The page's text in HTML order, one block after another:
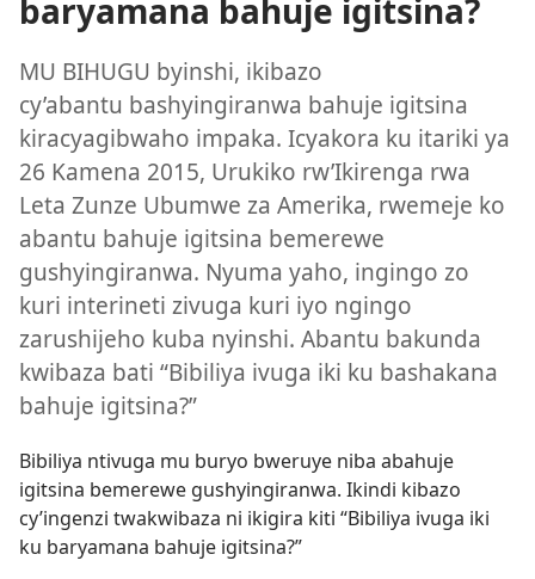
baryamana bahuje igitsina?
MU BIHUGU byinshi, ikibazo
cy’abantu bashyingiranwa bahuje igitsina
kiracyagibwaho impaka. Icyakora ku itariki ya
26 Kamena 2015, Urukiko rw’Ikirenga rwa
Leta Zunze Ubumwe za Amerika, rwemeje ko
abantu bahuje igitsina bemerewe
gushyingiranwa. Nyuma yaho, ingingo zo
kuri interineti zivuga kuri iyo ngingo
zarushijeho kuba nyinshi. Abantu bakunda
kwibaza bati “Bibiliya ivuga iki ku bashakana
bahuje igitsina?”
Bibiliya ntivuga mu buryo bweruye niba abahuje
igitsina bemerewe gushyingiranwa. Ikindi kibazo
cy’ingenzi twakwibaza ni ikigira kiti “Bibiliya ivuga iki
ku baryamana bahuje igitsina?”